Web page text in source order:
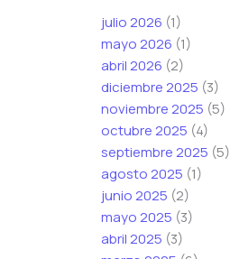
i
c
o
C
o
r
r
e
o
*
e
c
t
r
ó
n
i
c
o
e
c
t
r
ó
n
i
c
o
*
julio 2026 (1)
mayo 2026 (1)
abril 2026 (2)
diciembre 2025 (3)
noviembre 2025 (5)
octubre 2025 (4)
septiembre 2025 (5)
agosto 2025 (1)
junio 2025 (2)
mayo 2025 (3)
abril 2025 (3)